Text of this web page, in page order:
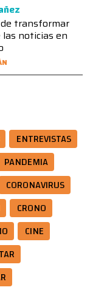
transformar
noticias en
ENTREVISTAS
PANDEMIA
CORONAVIRUS
CRONO
CINE